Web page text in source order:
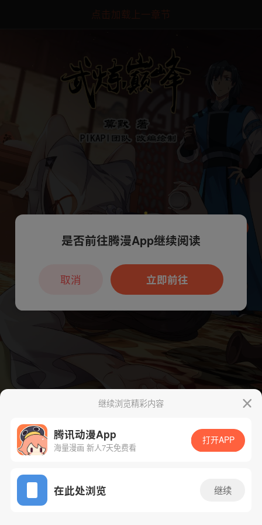
点击加载上一章节
App免费看
下一话 腾漫App免费看
继续浏览精彩内容
腾讯动漫App
海量漫画 新人7天免费看
打开APP
在此处浏览 继续
本章节仅支持App阅读，可打开App新用
户7天免费看
是否前往腾漫App继续阅读
立即前往
取消